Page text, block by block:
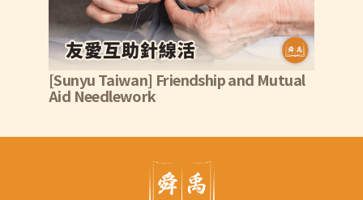
[Sunyu Taiwan] Friendship and Mutual
Aid Needlework